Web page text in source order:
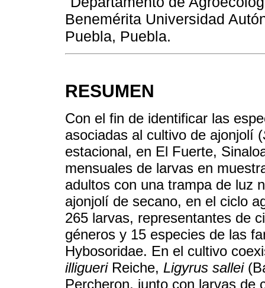
Benemérita Universidad
Puebla, Puebla.
RESUMEN
Con el fin de identificar las
asociadas al cultivo de ajonjolí (
estacional, en El Fuerte,
mensuales de larvas en
adultos con una trampa de luz
ajonjolí de secano, en el ciclo
265 larvas, representantes de
géneros y 15 especies de las
Hybosoridae. En el cultivo
illigueriReiche, Ligyrus sallei
Percheron, junto con larvas de